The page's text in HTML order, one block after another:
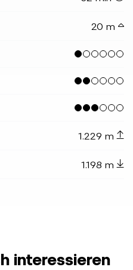
20 m
1.229 m
1.198 m
interessieren